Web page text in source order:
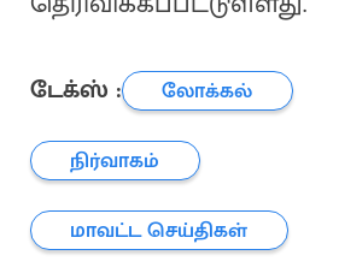
டேக்ஸ் :
லோக்கல்
நிர்வாகம்
மாவட்ட செய்திகள்